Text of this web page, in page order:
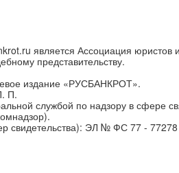
является Ассоциация юристов
представительству.
издание «РУСБАНКРОТ».
П.
службой по надзору в сфере
свидетельства): ЭЛ № ФС 77 -